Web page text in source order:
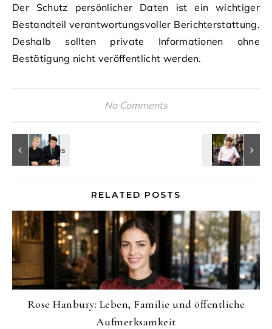
Der Schutz persönlicher Daten ist ein wichtiger
Bestandteil verantwortungsvoller Berichterstattung.
Deshalb sollten private Informationen ohne
Bestätigung nicht veröffentlicht werden.
No Comments
RELATED POSTS
Rose Hanbury: Leben, Familie und öffentliche
Aufmerksamkeit